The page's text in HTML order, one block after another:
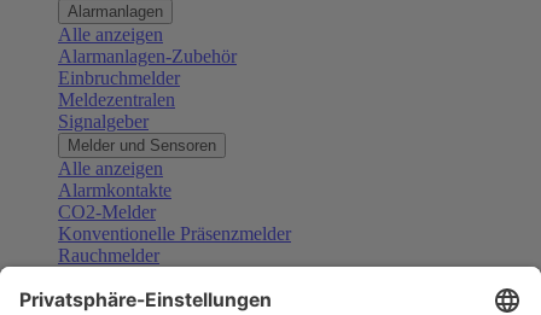
Alarmanlagen
Alle anzeigen
Alarmanlagen-Zubehör
Einbruchmelder
Meldezentralen
Signalgeber
Melder und Sensoren
Alle anzeigen
Alarmkontakte
CO2-Melder
Konventionelle Präsenzmelder
Rauchmelder
Gefahrenmelder